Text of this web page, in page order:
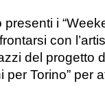
i
con
del progetto
per Torino” per